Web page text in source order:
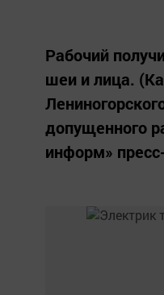
Рабочий
шеи и лица.
допущенного
информ»